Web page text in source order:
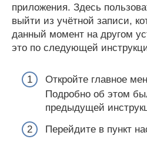
приложения. Здесь
выйти из учётной записи,
данный момент на другом
это по следующей
Откройте главное
Подробно об этом
предыдущей
Перейдите в пункт